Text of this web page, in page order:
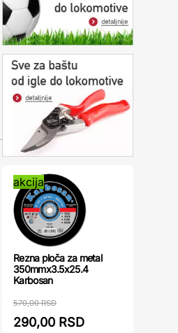
akcija
Rezna ploča za metal
350mmx3.5x25.4
Karbosan
570,00 RSD
290,00 RSD